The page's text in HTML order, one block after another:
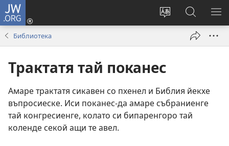
JW.ORG
Смени
Де
андре
Роде
андо
JW.ORG
Библиотека
Трактатя тай поканес
Амаре трактатя сикавен со пхенел и Библия йекхе
въпросиеске. Иси поканес-да амаре събраниенге
тай конгресиенге, колато си бипаренгоро тай
коленде секой ащи те авел.